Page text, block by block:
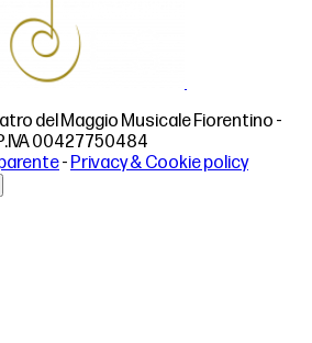
del Maggio Musicale Fiorentino -
00427750484
- Privacy & Cookie policy